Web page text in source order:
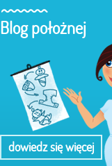
Blog położnej
dowiedz się więcej